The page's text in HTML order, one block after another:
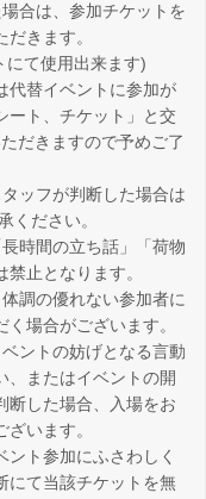
合は、参加チケットを
きます。
にて使用出来ます)
代替イベントに参加が
ート、チケット」と交
だきますので予めご了
ッフが判断した場合は
ください。
時間の立ち話」「荷物
止となります。
調の優れない参加者に
場合がございます。
ントの妨げとなる言動
、またはイベントの開
断した場合、入場をお
います。
ト参加にふさわしく
にて当該チケットを無